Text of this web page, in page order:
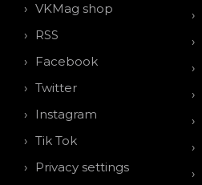
VKMag shop
RSS
Facebook
Twitter
Instagram
Tik Tok
Privacy settings